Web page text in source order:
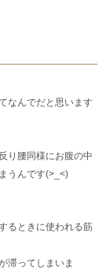
なんでだと思います
り腰同様にお腹の中
うんです(>_<)
るときに使われる筋
滞ってしまいま